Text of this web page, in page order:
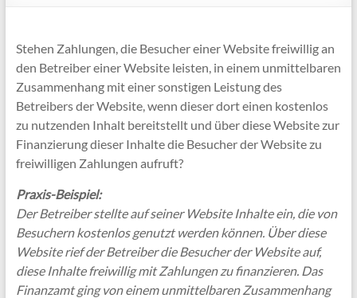
Stehen Zahlungen, die Besucher einer Website freiwillig an
den Betreiber einer Website leisten, in einem unmittelbaren
Zusammenhang mit einer sonstigen Leistung des
Betreibers der Website, wenn dieser dort einen kostenlos
zu nutzenden Inhalt bereitstellt und über diese Website zur
Finanzierung dieser Inhalte die Besucher der Website zu
freiwilligen Zahlungen aufruft?
Praxis-Beispiel:
Der Betreiber stellte auf seiner Website Inhalte ein, die von
Besuchern kostenlos genutzt werden können. Über diese
Website rief der Betreiber die Besucher der Website auf,
diese Inhalte freiwillig mit Zahlungen zu finanzieren. Das
Finanzamt ging von einem unmittelbaren Zusammenhang